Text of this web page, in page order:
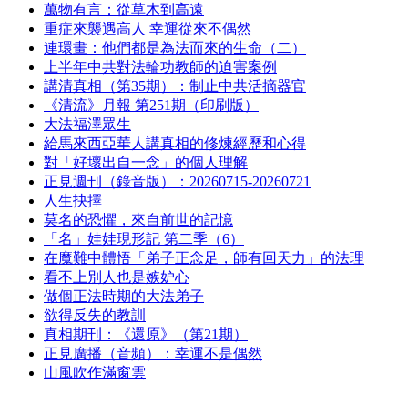
萬物有言：從草木到高遠
重症來襲遇高人 幸運從來不偶然
連環畫：他們都是為法而來的生命（二）
上半年中共對法輪功教師的迫害案例
講清真相（第35期）：制止中共活摘器官
《清流》月報 第251期（印刷版）
大法福澤眾生
給馬來西亞華人講真相的修煉經歷和心得
對「好壞出自一念」的個人理解
正見週刊（錄音版）：20260715-20260721
人生抉擇
莫名的恐懼，來自前世的記憶
「名」娃娃現形記 第二季（6）
在魔難中體悟「弟子正念足，師有回天力」的法理
看不上別人也是嫉妒心
做個正法時期的大法弟子
欲得反失的教訓
真相期刊：《還原》（第21期）
正見廣播（音頻）：幸運不是偶然
山風吹作滿窗雲